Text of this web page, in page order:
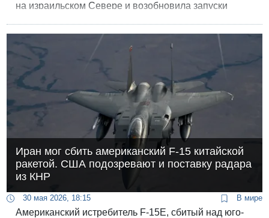
на израильском Севере и возобновила запуски
Иран мог сбить американский F-15 китайской
ракетой. США подозревают и поставку радара
из КНР
30 мая 2026, 18:15 В мире
Американский истребитель F-15E, сбитый над юго-